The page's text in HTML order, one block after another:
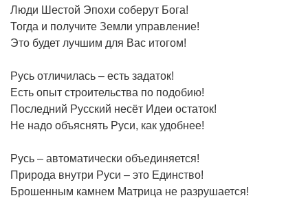
Люди Шестой Эпохи соберут Бога!
Тогда и получите Земли управление!
Это будет лучшим для Вас итогом!
Русь отличилась – есть задаток!
Есть опыт строительства по подобию!
Последний Русский несёт Идеи остаток!
Не надо объяснять Руси, как удобнее!
Русь – автоматически объединяется!
Природа внутри Руси – это Единство!
Брошенным камнем Матрица не разрушается!